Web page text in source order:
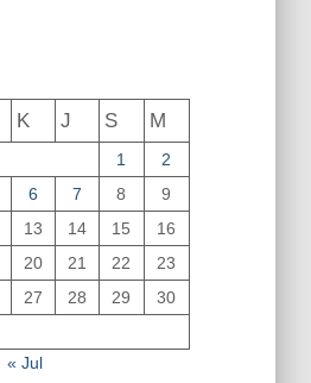
K J S M
1
2
6 7 8
9
13 14 15
16
20 21 22
23
27 28 29
30
« Jul